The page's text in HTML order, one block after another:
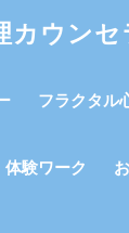
カウン
フラクタル
験ワーク